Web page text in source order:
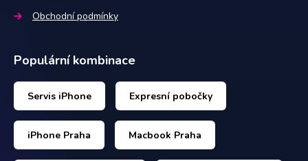
Obchodní podmínky
Populární kombinace
Servis iPhone Expresní pobočky
iPhone Praha Macbook Praha